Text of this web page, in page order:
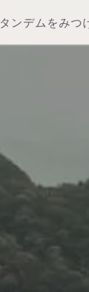
タンデムをみつ